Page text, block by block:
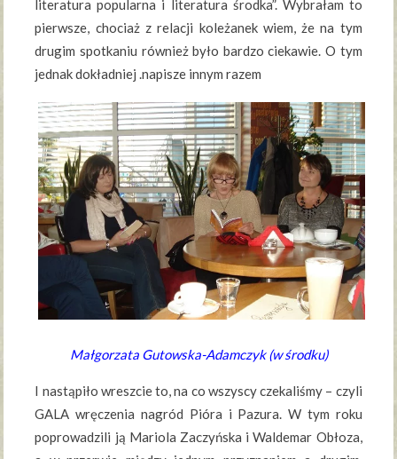
literatura popularna i literatura środka”. Wybrałam to
pierwsze, chociaż z relacji koleżanek wiem, że na tym
drugim spotkaniu również było bardzo ciekawie. O tym
jednak dokładniej .napisze innym razem
Małgorzata Gutowska-Adamczyk (w środku)
I nastąpiło wreszcie to, na co wszyscy czekaliśmy – czyli
GALA wręczenia nagród Pióra i Pazura. W tym roku
poprowadzili ją Mariola Zaczyńska i Waldemar Obłoza,